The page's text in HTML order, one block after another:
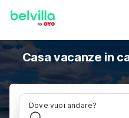
Casa vacanze in
Dove vuoi andare?